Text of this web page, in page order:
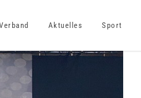
Aktuelles Sport